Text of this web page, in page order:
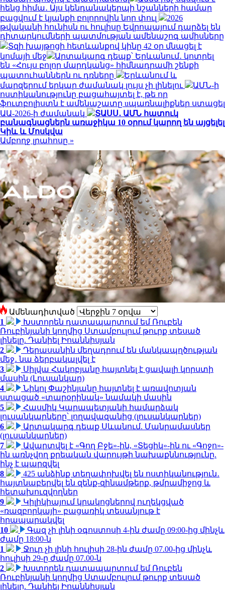
հենց հիմա․ Այս կենդանակերպի նշանների համար
բացվում է կյանքի բոլորովին նոր փուլ
2026
թվականի հունիսն ու հուլիսը Եվրոպայում դարձել են
դիտարկումների պատմության ամենաշոգ ամիսները
Տզի խայթոցի հետևանքով կինը 42 օր մնացել է
կոմայի մեջ
Արտակարգ դեպք՝ Երևանում․ կոտրել
են «Հույս բոլոր մարդկանց» հիմնադրամի շենքի
պատուհաններն ու դռները
Երևանում և
մարզերում երկար ժամանակ լույս չի լինելու
ԱՄՆ-ի
ոստիկանությունը բացահայտել է, թե որ
ֆուտբոլիստն է ամենաշատը uպառնալիքներ ստացել
ԱԱ-2026-ի ժամանակ
ՏԱՍՍ․ ԱՄՆ հատուկ
բանագնացներն առաջիկա 10 օրում կարող են այցելել
Կիև և Մոսկվա
Ամբողջ լրահոսը »
Ամենադիտված
1
Խստորեն դատապարտում եմ Ռուբեն
Ռուբինյանի կողմից Ստամբուլում թուրք տեսած
լինելը. Դանիել Իոաննիսյան
2
Դերասանին մեղադրում են մանկապղծության
մեջ․ նա ձերբակալվել է
3
Սիլվա Հակոբյանը հայտնել է ցավալի կորստի
մասին (Լուսանկար)
4
Նիկոլ Փաշինյանը հայտնել է առավոտյան
ստացած «տարօրինակ» նամակի մասին
5
Հասմիկ Կարապետյանի համարձակ
լուսանկարները՝ լողավազանից (լուսանկարներ)
6
Արտակարգ դեպք Սևանում. Մանրամասներ
(լուսանկարներ)
7
Ավարտվել է «Գող Բջե»-ին, «Տեցիկ»-ին ու «Գոջո»-
ին առնչվող քրեական վարույթի նախաքննությունը.
ինչ է պարզվել
8
425 անձինք տեղափոխվել են ոստիկանություն․
հայտնաբերվել են զենք-զինամթերք, թմրամիջոց և
հետախուզվողներ
9
Կիլիկիայում կրակոցներով ուղեկցված
«ռազբորկայի» բացառիկ տեսանյութ է
հրապարակվել
10
Գազ չի լինի օգոստոսի 4-ին ժամը 09:00-ից մինչև
ժամը 18:00-ն
1
Ջուր չի լինի հուլիսի 28-ին ժամը 07.00-ից մինչև
հուլիսի 29-ը ժամը 07.00-ն
2
Խստորեն դատապարտում եմ Ռուբեն
Ռուբինյանի կողմից Ստամբուլում թուրք տեսած
լինելը. Դանիել Իոաննիսյան